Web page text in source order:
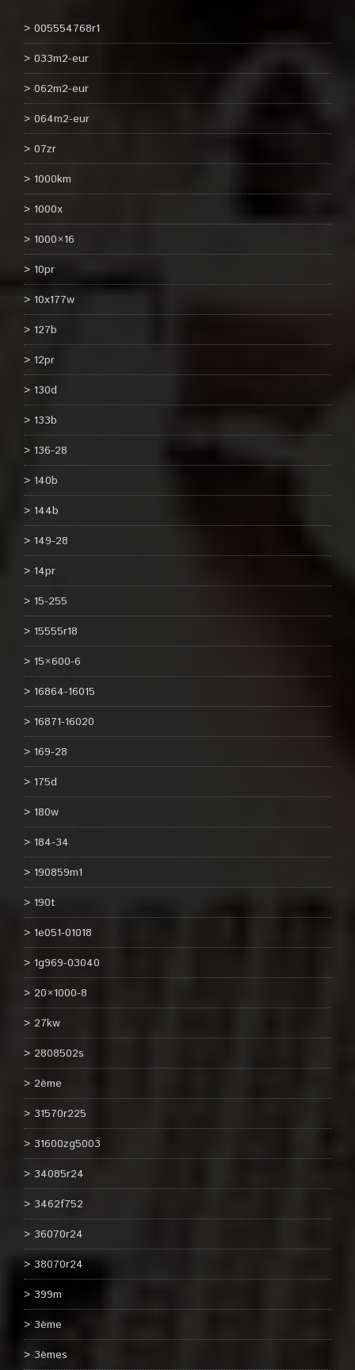
005554768r1
033m2-eur
062m2-eur
064m2-eur
07zr
1000km
1000x
1000×16
10pr
10x177w
127b
12pr
130d
133b
136-28
140b
144b
149-28
14pr
15-255
15555r18
15×600-6
16864-16015
16871-16020
169-28
175d
180w
184-34
190859m1
190t
1e051-01018
1g969-03040
20×1000-8
27kw
2808502s
2ème
31570r225
31600zg5003
34085r24
3462f752
36070r24
38070r24
399m
3ème
3èmes